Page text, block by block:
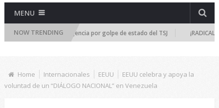
MENU
NOW TRENDING
se reúne de emergencia por golpe de estado del TSJ ¡RADICALIZA
Home Internacionales EEUU
EEUU celebra y apoya la
voluntad de un “DIÁLOGO NACIONAL” en Venezuela